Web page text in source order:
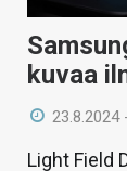
kuvaa
23.8.2024
Light Field